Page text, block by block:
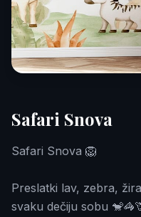
Safari Snova
Safari Snova 🦁
Preslatki lav, zebra,
svaku dečiju sobu